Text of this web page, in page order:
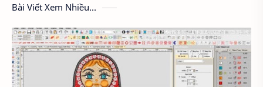
Bài Viết Xem Nhiều...